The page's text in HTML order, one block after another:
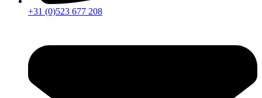
+31 (0)523 677 208